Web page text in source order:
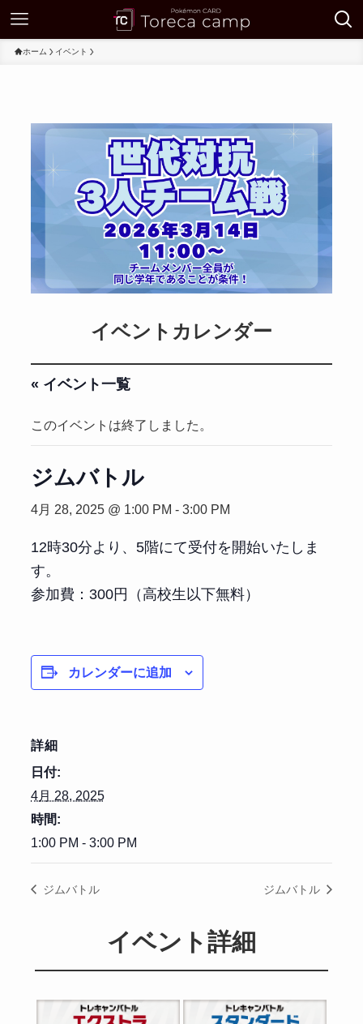
ホーム イベント
イベントカレンダー
« イベント一覧
このイベントは終了しました。
ジムバトル
4月 28, 2025 @ 1:00 PM - 3:00 PM
12時30分より、5階にて受付を開始いたしま
す。
参加費：300円（高校生以下無料）
カレンダーに追加
詳細
日付:
4月 28, 2025
時間:
1:00 PM - 3:00 PM
ジムバトル ジムバトル
イベント詳細